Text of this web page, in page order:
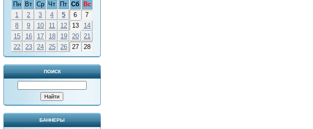
Пн
Вт Ср Чт Пт Сб
Вс
1
2 3 4 5 6
7
8
9 10 11 12 13
14
15
16 17 18 19 20
21
22
23 24 25 26 27 28
ПОИСК
БАННЕРЫ